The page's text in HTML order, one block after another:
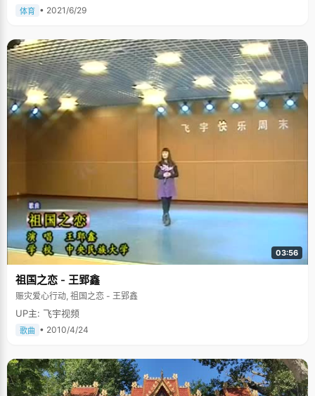
体育 • 2021/6/29
03:56
祖国之恋 - 王郢鑫
赈灾爱心行动, 祖国之恋 - 王郢鑫
UP主: 飞宇视频
歌曲 • 2010/4/24